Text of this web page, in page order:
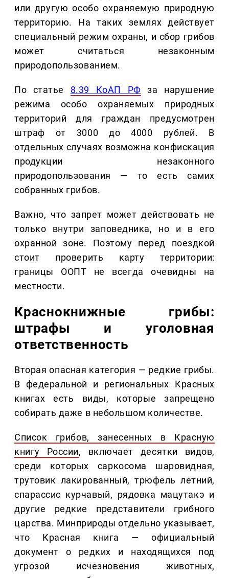
или другую особо охраняемую природную
территорию. На таких землях действует
специальный режим охраны, и сбор грибов
может считаться незаконным
природопользованием.
По статье 8.39 КоАП РФ за нарушение
режима особо охраняемых природных
территорий для граждан предусмотрен
штраф от 3000 до 4000 рублей. В
отдельных случаях возможна конфискация
продукции незаконного
природопользования — то есть самих
собранных грибов.
Важно, что запрет может действовать не
только внутри заповедника, но и в его
охранной зоне. Поэтому перед поездкой
стоит проверить карту территории:
границы ООПТ не всегда очевидны на
местности.
Краснокнижные грибы:
штрафы и уголовная
ответственность
Вторая опасная категория — редкие грибы.
В федеральной и региональных Красных
книгах есть виды, которые запрещено
собирать даже в небольшом количестве.
Список грибов, занесенных в Красную
книгу России, включает десятки видов,
среди которых саркосома шаровидная,
трутовик лакированный, трюфель летний,
спарассис курчавый, рядовка мацутакэ и
другие редкие представители грибного
царства. Минприроды отдельно указывает,
что Красная книга — официальный
документ о редких и находящихся под
угрозой исчезновения животных,